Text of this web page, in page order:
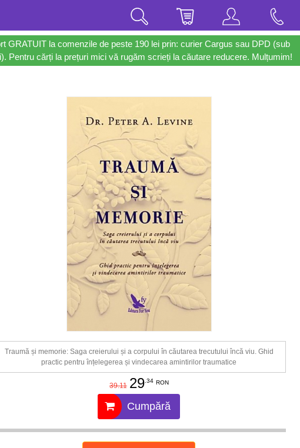
GRATUIT la comenzile de peste 190 lei prin: curier Cargus sau DPD (sub
Pentru cărți la prețuri mici vă rugăm scrieți la căutare reducere. Mulțumim!
Traumă și memorie: Saga creierului și a corpului în căutarea trecutului încă viu. Ghid
practic pentru înțelegerea și vindecarea amintirilor traumatice
39.11 29.34 RON
Cumpără